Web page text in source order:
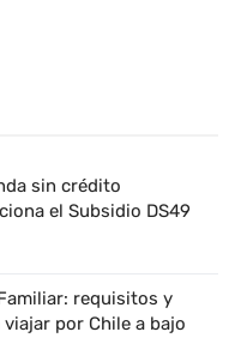
sin crédito
el Subsidio DS49
requisitos y
por Chile a bajo